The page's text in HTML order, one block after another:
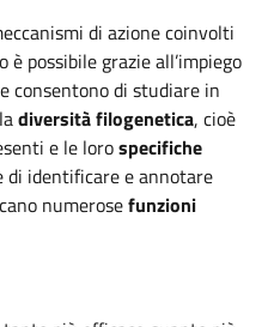
di azione coinvolti
è possibile grazie all’impiego
consentono di studiare in
diversità filogenetica, cioè
e le lorospecifiche
di identificare e annotare
numerosefunzioni